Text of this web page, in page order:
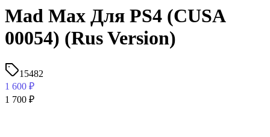
Mad Max Для PS4 (CUSA
00054) (Rus Version)
15482
1 600 ₽
1 700 ₽